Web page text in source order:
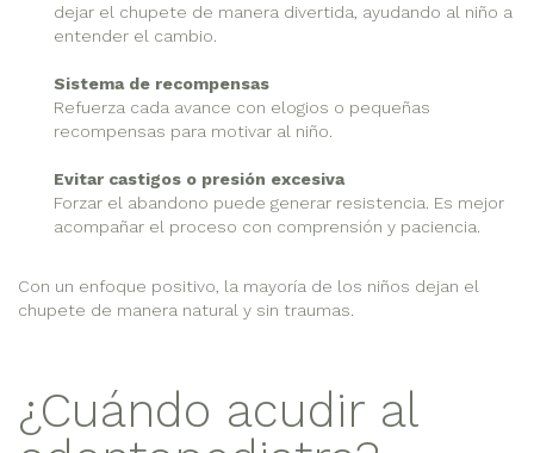
dejar el chupete de manera divertida, ayudando al niño a
entender el cambio.
Sistema de recompensas
Refuerza cada avance con elogios o pequeñas
recompensas para motivar al niño.
Evitar castigos o presión excesiva
Forzar el abandono puede generar resistencia. Es mejor
acompañar el proceso con comprensión y paciencia.
Con un enfoque positivo, la mayoría de los niños dejan el
chupete de manera natural y sin traumas.
¿Cuándo acudir al